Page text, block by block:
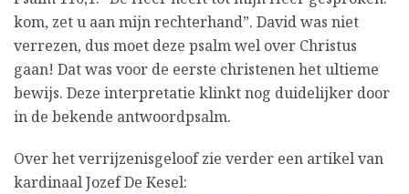
kom, zet u aan mijn rechterhand”. David was niet
verrezen, dus moet deze psalm wel over Christus
gaan! Dat was voor de eerste christenen het ultieme
bewijs. Deze interpretatie klinkt nog duidelijker door
in de bekende antwoordpsalm.
Over het verrijzenisgeloof zie verder een artikel van
kardinaal Jozef De Kesel: